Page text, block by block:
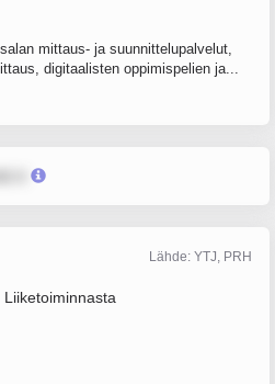
mittaus- ja suunnittelupalvelut,
digitaalisten oppimispelien ja...
Lähde: YTJ, PRH